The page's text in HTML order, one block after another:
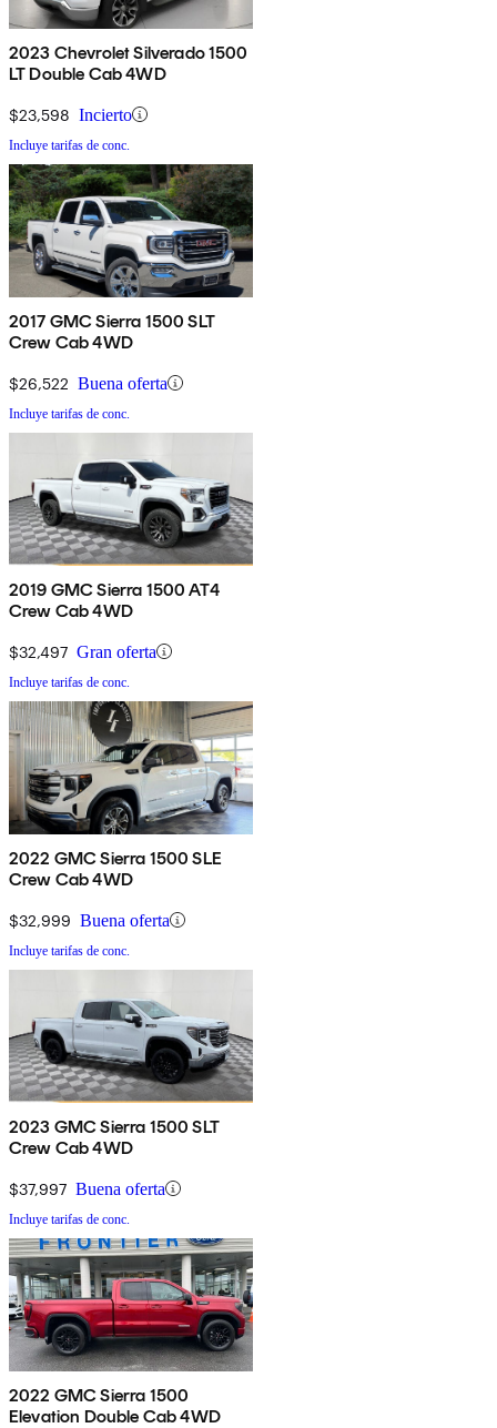
2023 Chevrolet Silverado 1500
LT Double Cab 4WD
$23,598 Incierto
Incluye tarifas de conc.
2017 GMC Sierra 1500 SLT
Crew Cab 4WD
$26,522 Buena oferta
Incluye tarifas de conc.
2019 GMC Sierra 1500 AT4
Crew Cab 4WD
$32,497 Gran oferta
Incluye tarifas de conc.
2022 GMC Sierra 1500 SLE
Crew Cab 4WD
$32,999 Buena oferta
Incluye tarifas de conc.
2023 GMC Sierra 1500 SLT
Crew Cab 4WD
$37,997 Buena oferta
Incluye tarifas de conc.
2022 GMC Sierra 1500
Elevation Double Cab 4WD